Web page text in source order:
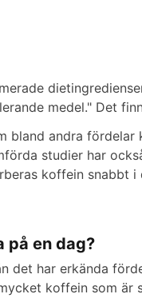
medel." Det
bland andra fördelar
studier har
koffein snabbt
på en dag?
det har erkända
koffein som är